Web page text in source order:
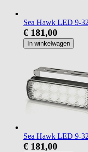
Sea Hawk LED 9-
€ 181,00
In winkelwagen
Sea Hawk LED 9-
€ 181,00